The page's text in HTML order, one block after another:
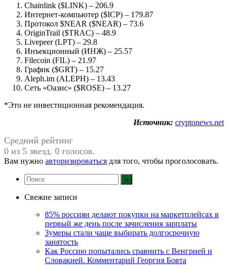
Chainlink ($LINK) – 206.9
Интернет-компьютер ($ICP) – 179.87
Протокол $NEAR ($NEAR) – 73.6
OriginTrail ($TRAC) – 48.9
Livepeer (LPT) – 29.8
Инъекционный (ИНЖ) – 25.57
Filecoin (FIL) – 21.97
График ($GRT) – 15.27
Aleph.im (ALEPH) – 13.43
Сеть «Оазис» ($ROSE) – 13.27
*Это не инвестиционная рекомендация.
Источник: cryptonews.net
Средний рейтинг
0 из 5 звезд. 0 голосов.
Вам нужно авторизироваться для того, чтобы проголосовать.
Свежие записи
85% россиян делают покупки на маркетплейсах в
первый же день после зачисления зарплаты
Зумеры стали чаще выбирать долгосрочную
занятость
Как Россию попытались сравнить с Венгрией и
Словакией. Комментарий Георгия Бовта